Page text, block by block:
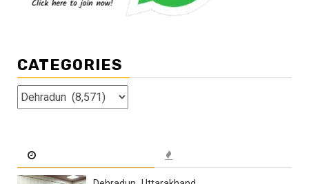
CATEGORIES
Categories